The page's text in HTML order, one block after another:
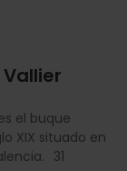
el buque
XIX situado en
31